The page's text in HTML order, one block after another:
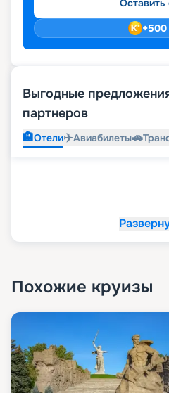
Оставить
+500
Выгодные
партнеров
🏨Отели✈️Авиабилеты🚗
Похожие круизы